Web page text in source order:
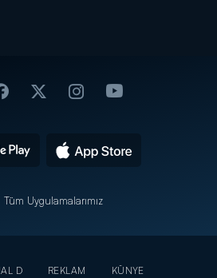
Tüm Uygulamalarımız
D REKLAM KÜNYE